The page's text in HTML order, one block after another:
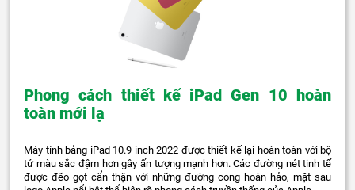
Phong cách thiết kế iPad Gen 10 hoàn
toàn mới lạ
Máy tính bảng iPad 10.9 inch 2022 được thiết kế lại hoàn toàn với bộ
tứ màu sắc đậm hơn gây ấn tượng mạnh hơn. Các đường nét tinh tế
được đẽo gọt cẩn thận với những đường cong hoàn hảo, mặt sau